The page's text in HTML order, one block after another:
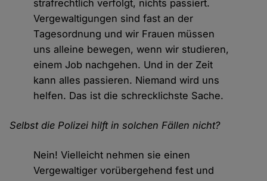
strafrechtlich verfolgt, nichts passiert.
Vergewaltigungen sind fast an der
Tagesordnung und wir Frauen müssen
uns alleine bewegen, wenn wir studieren,
einem Job nachgehen. Und in der Zeit
kann alles passieren. Niemand wird uns
helfen. Das ist die schrecklichste Sache.
Selbst die Polizei hilft in solchen Fällen nicht?
Nein! Vielleicht nehmen sie einen
Vergewaltiger vorübergehend fest und